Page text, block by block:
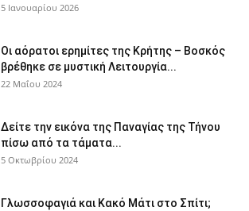
5 Ιανουαρίου 2026
Οι αόρατοι ερημίτες της Κρήτης – Βοσκός
βρέθηκε σε μυστική Λειτουργία...
22 Μαΐου 2024
Δείτε την εικόνα της Παναγίας της Τήνου
πίσω από τα τάματα...
5 Οκτωβρίου 2024
Γλωσσοφαγιά και Κακό Μάτι στο Σπίτι;